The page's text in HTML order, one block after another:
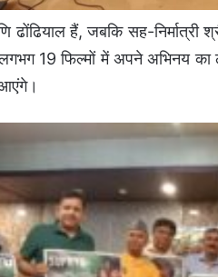
ढोंढियाल हैं, जबकि सह-निर्मात्री
19 फिल्मों में अपने अभिनय का